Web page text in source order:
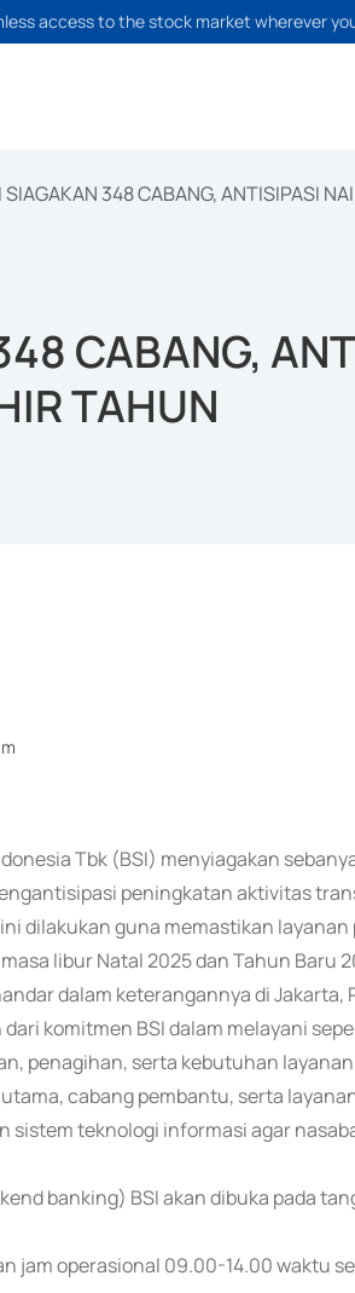
access to the stock market wherever
SIAGAKAN 348 CABANG, ANTISIPASI
CABANG,
TAHUN
Tbk (BSI) menyiagakan
peningkatan aktivitas
dilakukan guna memastikan
libur Natal 2025 dan Tahun Baru
dalam keterangannya di Jakarta,
komitmen BSI dalam melayani
penagihan, serta kebutuhan
cabang pembantu, serta
sistem teknologi informasi agar
banking) BSI akan dibuka pada
jam operasional 09.00-14.00 waktu